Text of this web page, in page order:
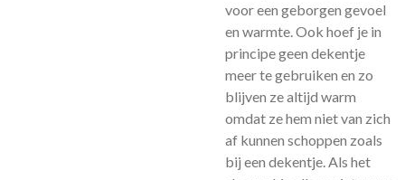
voor een geborgen gevoel
en warmte. Ook hoef je in
principe geen dekentje
meer te gebruiken en zo
blijven ze altijd warm
omdat ze hem niet van zich
af kunnen schoppen zoals
bij een dekentje. Als het